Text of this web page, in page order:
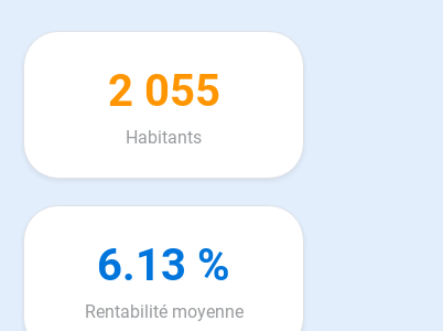
2 055
Habitants
6.13 %
Rentabilité moyenne